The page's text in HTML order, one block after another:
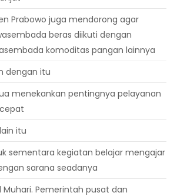
Prabowo juga mendorong agar
beras diikuti dengan
komoditas pangan lainnya
dengan itu
menekankan pentingnya pelayanan
itu
sementara kegiatan belajar mengajar
sarana seadanya
Muhari. Pemerintah pusat dan